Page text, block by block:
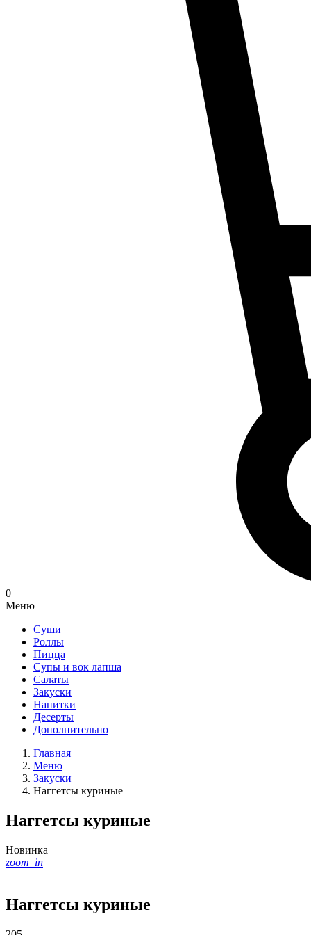
0
Меню
Суши
Роллы
Пицца
Супы и вок лапша
Салаты
Закуски
Напитки
Десерты
Дополнительно
Главная
Меню
Закуски
Наггетсы куриные
Наггетсы куриные
Новинка
zoom_in
Наггетсы куриные